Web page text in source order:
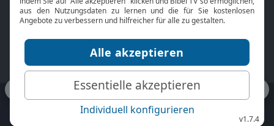
Jobs
Mediadaten
TV-Empfang
bibeltv.de: Impressum
Datenschutz
Nutzungsbedingungen